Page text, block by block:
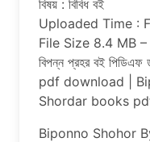
বিষয় : বিবিধ বই
Uploaded Time :
File Size 8.4 MB
বিপন্ন প্রহর বই পিডিএফ
pdf download |
Shordar books
Biponno Shohor